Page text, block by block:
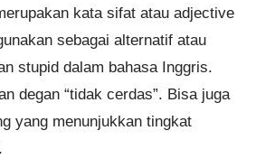
kata sifat atau adjective
sebagai alternatif atau
stupid dalam bahasa Inggris.
degan “tidak cerdas”. Bisa juga
yang menunjukkan tingkat